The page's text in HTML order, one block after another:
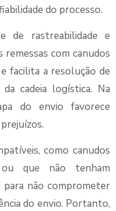
do processo.
de rastreabilidade e
remessas com canudos
facilita a resolução de
cadeia logística. Na
do envio favorece
como canudos
que não tenham
não comprometer
do envio. Portanto,